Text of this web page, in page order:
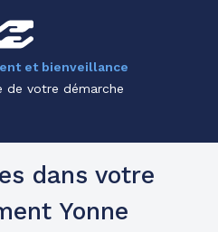
et bienveillance
de votre démarche
dans votre
Yonne